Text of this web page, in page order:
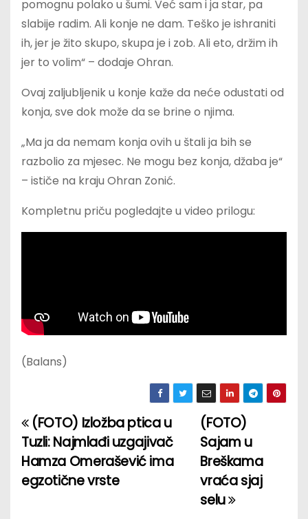
pomognu polako u šumi. Već sam i ja star, pa
slabije radim. Ali konje ne dam. Teško je ishraniti
ih, jer je žito skupo, skupa je i zob. Ali eto, držim ih
jer to volim“ – dodaje Ohran.
Ovaj zaljubljenik u konje kaže da neće odustati od
konja, sve dok može da se brine o njima.
„Ma ja da nemam konja ovih u štali ja bih se
razbolio za mjesec. Ne mogu bez konja, džaba je“
– ističe na kraju Ohran Zonić.
Kompletnu priču pogledajte u video prilogu:
(Balans)
P
o
s
(FOTO)
Sajam u
Breškama
vraća sjaj
selu
(FOTO) Izložba ptica u
Tuzli: Najmlađi uzgajivač
Hamza Omerašević ima
egzotične vrste